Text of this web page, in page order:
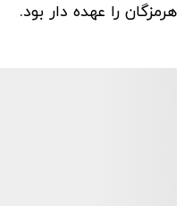
هرمزگان را عهده دار بود.